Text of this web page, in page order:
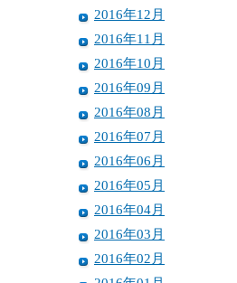
2016年12月
2016年11月
2016年10月
2016年09月
2016年08月
2016年07月
2016年06月
2016年05月
2016年04月
2016年03月
2016年02月